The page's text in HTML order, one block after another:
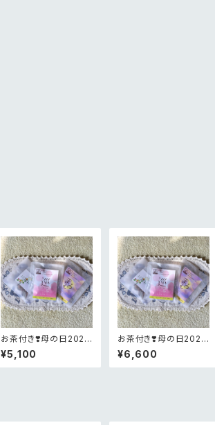
お茶付き❣️母の日2026
限定メルシーピンクアレ
ンジメント
¥5,100
お茶付き❣️母の日2026
生花お花畑BOXフラワ
ー
¥6,600